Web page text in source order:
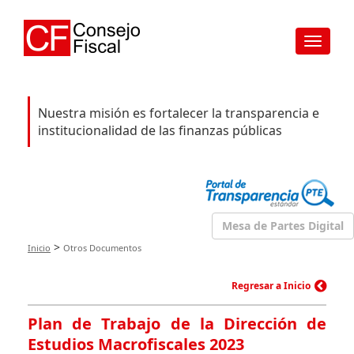
Toggle
Nuestra misión es fortalecer la transparencia e
institucionalidad de las finanzas públicas
Mesa de Partes Digital
Inicio > Otros Documentos
Regresar a Inicio
Plan de Trabajo de la Dirección de
Estudios Macrofiscales 2023